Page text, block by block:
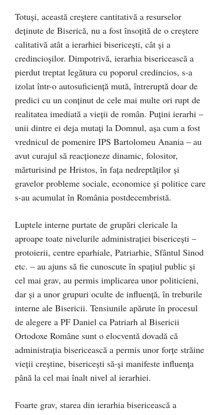
Totuși, această creștere cantitativă a resurselor
deținute de Biserică, nu a fost însoțită de o creștere
calitativă atât a ierarhiei bisericești, cât și a
credincioșilor. Dimpotrivă, ierarhia bisericească a
pierdut treptat legătura cu poporul credincios, s-a
izolat într-o autosuficiență mută, întreruptă doar de
predici cu un conținut de cele mai multe ori rupt de
realitatea imediată a vieții de român. Puțini ierarhi –
unii dintre ei deja mutați la Domnul, așa cum a fost
vrednicul de pomenire IPS Bartolomeu Anania – au
avut curajul să reacționeze dinamic, folositor,
mărturisind pe Hristos, în fața nedreptăților și
gravelor probleme sociale, economice și politice care
s-au acumulat în România postdecembristă.
Luptele interne purtate de grupări clericale la
aproape toate nivelurile administrației bisericești –
protoierii, centre eparhiale, Patriarhie, Sfântul Sinod
etc. – au ajuns să fie cunoscute în spațiul public și
cel mai grav, au permis implicarea unor politicieni,
dar și a unor grupuri oculte de influență, în treburile
interne ale Bisericii. Tensiunile apărute în procesul
de alegere a PF Daniel ca Patriarh al Bisericii
Ortodoxe Române sunt o elocventă dovadă că
administrația bisericească a permis unor forțe străine
vieții creștine, bisericești să-și manifeste influența
până la cel mai înalt nivel al ierarhiei.
Foarte grav, starea din ierarhia bisericească a